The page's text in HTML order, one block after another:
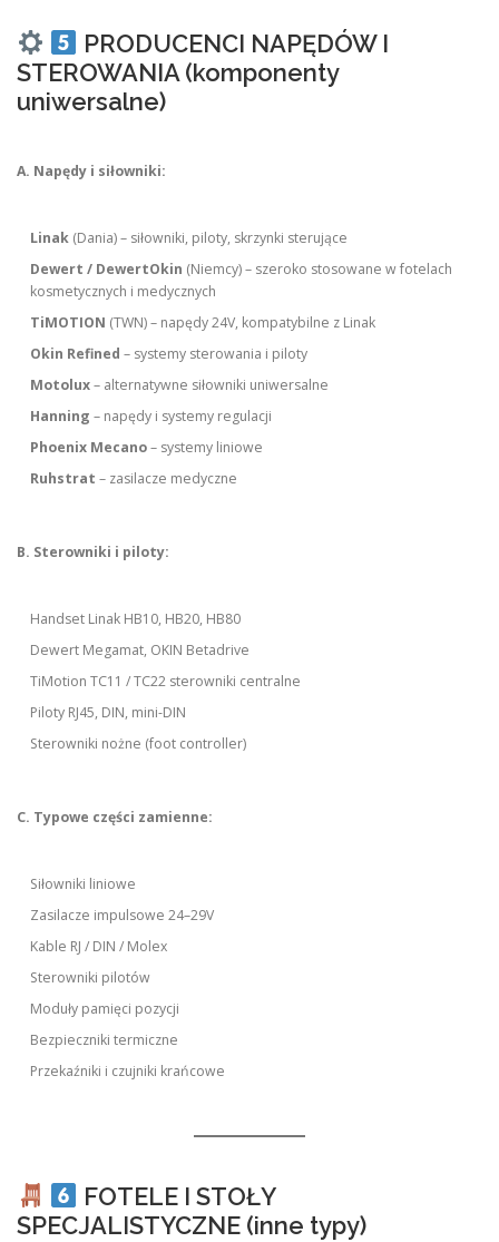
PRODUCENCI NAPĘDÓW I
STEROWANIA (komponenty
uniwersalne)
A. Napędy i siłowniki:
Linak (Dania) – siłowniki, piloty, skrzynki sterujące
Dewert / DewertOkin (Niemcy) – szeroko stosowane w fotelach
kosmetycznych i medycznych
TiMOTION (TWN) – napędy 24V, kompatybilne z Linak
Okin Refined – systemy sterowania i piloty
Motolux– alternatywne siłowniki uniwersalne
Hanning – napędy i systemy regulacji
Phoenix Mecano– systemy liniowe
Ruhstrat – zasilacze medyczne
B. Sterowniki i piloty:
Handset Linak HB10, HB20, HB80
Dewert Megamat, OKIN Betadrive
TiMotion TC11 / TC22 sterowniki centralne
Piloty RJ45, DIN, mini-DIN
Sterowniki nożne (foot controller)
C. Typowe części zamienne:
Siłowniki liniowe
Zasilacze impulsowe 24–29V
Kable RJ / DIN / Molex
Sterowniki pilotów
Moduły pamięci pozycji
Bezpieczniki termiczne
Przekaźniki i czujniki krańcowe
FOTELE I STOŁY
SPECJALISTYCZNE (inne typy)